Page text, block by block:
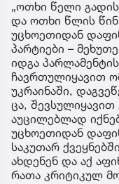
„ოთხი წელი
და ოთხი წლის
უცხოეთიდან
პარტიები –
იდგა
ჩავრთულიყავით
უკრაინაში,
ცა,
აუცილებლად
უცხოეთიდან
საკუთარ
ახდენენ და აქ
რათა კრიტიკულ